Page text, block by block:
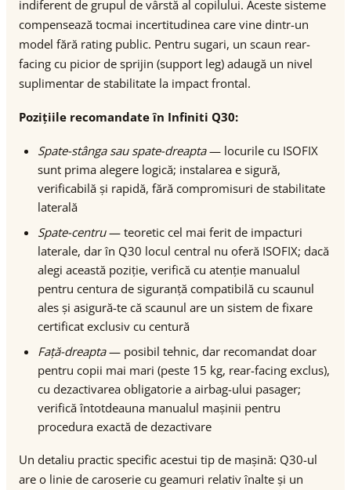
indiferent de grupul de vârstă al copilului. Aceste sisteme
compensează tocmai incertitudinea care vine dintr-un
model fără rating public. Pentru sugari, un scaun rear-
facing cu picior de sprijin (support leg) adaugă un nivel
suplimentar de stabilitate la impact frontal.
Pozițiile recomandate în Infiniti Q30:
Spate-stânga sau spate-dreapta— locurile cu ISOFIX
sunt prima alegere logică; instalarea e sigură,
verificabilă și rapidă, fără compromisuri de stabilitate
laterală
Spate-centru— teoretic cel mai ferit de impacturi
laterale, dar în Q30 locul central nu oferă ISOFIX; dacă
alegi această poziție, verifică cu atenție manualul
pentru centura de siguranță compatibilă cu scaunul
ales și asigură-te că scaunul are un sistem de fixare
certificat exclusiv cu centură
Față-dreapta— posibil tehnic, dar recomandat doar
pentru copii mai mari (peste 15 kg, rear-facing exclus),
cu dezactivarea obligatorie a airbag-ului pasager;
verifică întotdeauna manualul mașinii pentru
procedura exactă de dezactivare
Un detaliu practic specific acestui tip de mașină: Q30-ul
are o linie de caroserie cu geamuri relativ înalte și un